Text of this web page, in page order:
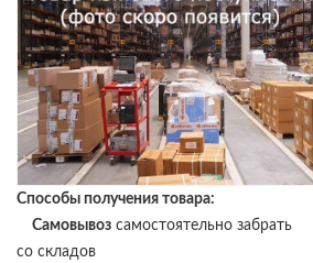
Способы получения товара:
Самовывоз самостоятельно забрать
со складов